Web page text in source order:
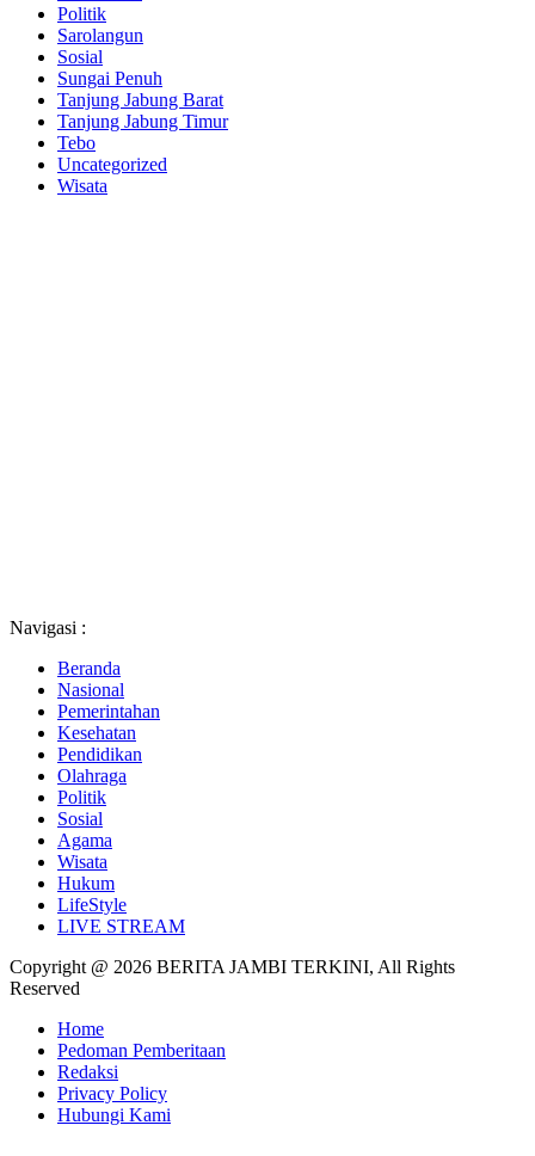
Politik
Sarolangun
Sosial
Sungai Penuh
Tanjung Jabung Barat
Tanjung Jabung Timur
Tebo
Uncategorized
Wisata
Navigasi :
Beranda
Nasional
Pemerintahan
Kesehatan
Pendidikan
Olahraga
Politik
Sosial
Agama
Wisata
Hukum
LifeStyle
LIVE STREAM
Copyright @ 2026 BERITA JAMBI TERKINI, All Rights
Reserved
Home
Pedoman Pemberitaan
Redaksi
Privacy Policy
Hubungi Kami